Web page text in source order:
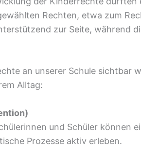
Rechten, etwa zum
zur Seite, während
an unserer Schule sichtbar
Alltag:
und Schüler können
Prozesse aktiv erleben.